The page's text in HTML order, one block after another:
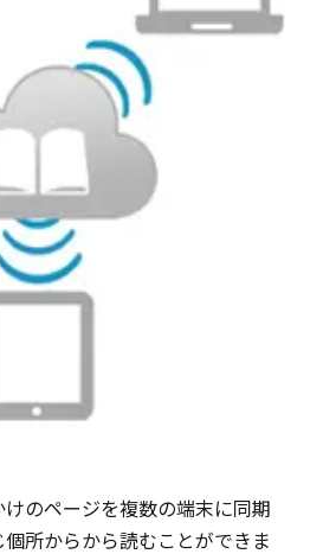
のページを複数の端末に同期
所からから読むことができま